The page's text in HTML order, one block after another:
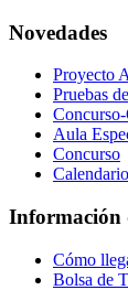
Novedades
Proyecto
Pruebas
Aula
Concurso
Información
Cómo
Bolsa de